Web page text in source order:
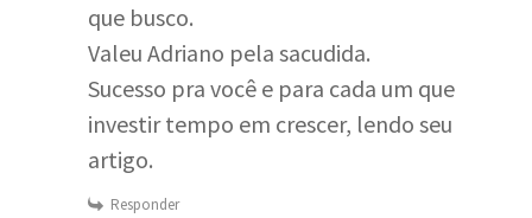
que busco.
Valeu Adriano pela sacudida.
Sucesso pra você e para cada um que
investir tempo em crescer, lendo seu
artigo.
Responder